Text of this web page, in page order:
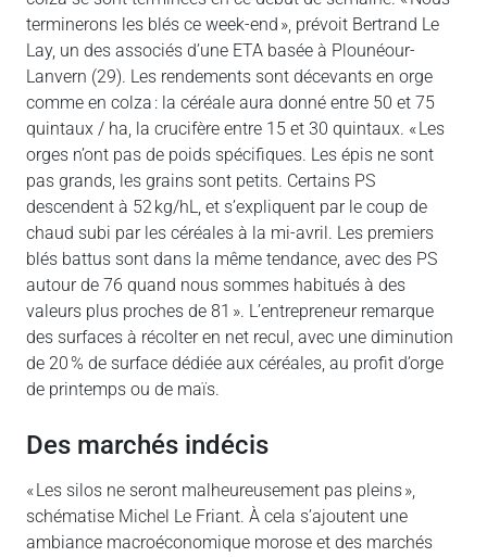
terminerons les blés ce week-end », prévoit Bertrand Le
Lay, un des associés d’une ETA basée à Plounéour-
Lanvern (29). Les rendements sont décevants en orge
comme en colza : la céréale aura donné entre 50 et 75
quintaux / ha, la crucifère entre 15 et 30 quintaux. « Les
orges n’ont pas de poids spécifiques. Les épis ne sont
pas grands, les grains sont petits. Certains PS
descendent à 52 kg/hL, et s’expliquent par le coup de
chaud subi par les céréales à la mi-avril. Les premiers
blés battus sont dans la même tendance, avec des PS
autour de 76 quand nous sommes habitués à des
valeurs plus proches de 81 ». L’entrepreneur remarque
des surfaces à récolter en net recul, avec une diminution
de 20 % de surface dédiée aux céréales, au profit d’orge
de printemps ou de maïs.
Des marchés indécis
« Les silos ne seront malheureusement pas pleins »,
schématise Michel Le Friant. À cela s’ajoutent une
ambiance macroéconomique morose et des marchés